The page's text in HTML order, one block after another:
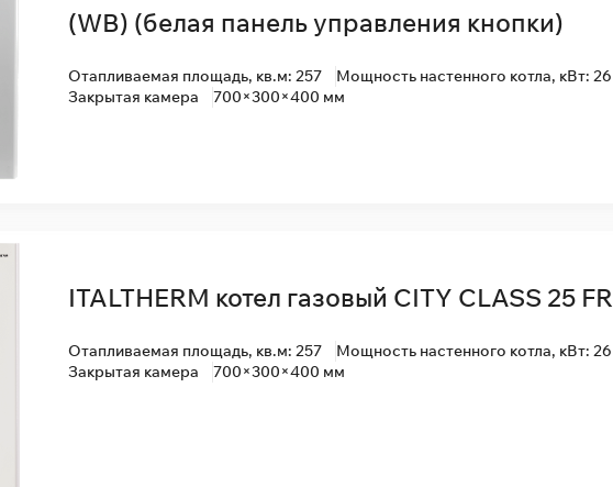
(WB) (белая панель управления кнопки)
Отапливаемая площадь, кв.м: 257
Мощность настенного котла, кВт: 26
Закрытая камера
700×300×400 мм
ITALTHERM котел газовый CITY CLASS 25 FR
Отапливаемая площадь, кв.м: 257
Мощность настенного котла, кВт: 26
Закрытая камера
700×300×400 мм